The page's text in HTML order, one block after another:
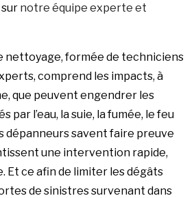
notre équipe experte et
nettoyage, formée de techniciens
comprend les impacts, à
que peuvent engendrer les
par l’eau, la suie, la fumée, le feu
dépanneurs savent faire preuve
une intervention rapide,
ce afin de limiter les dégâts
de sinistres survenant dans